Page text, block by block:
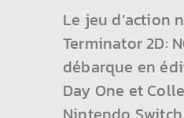
Le jeu d’action
Terminator 2D:
débarque en
Day One et